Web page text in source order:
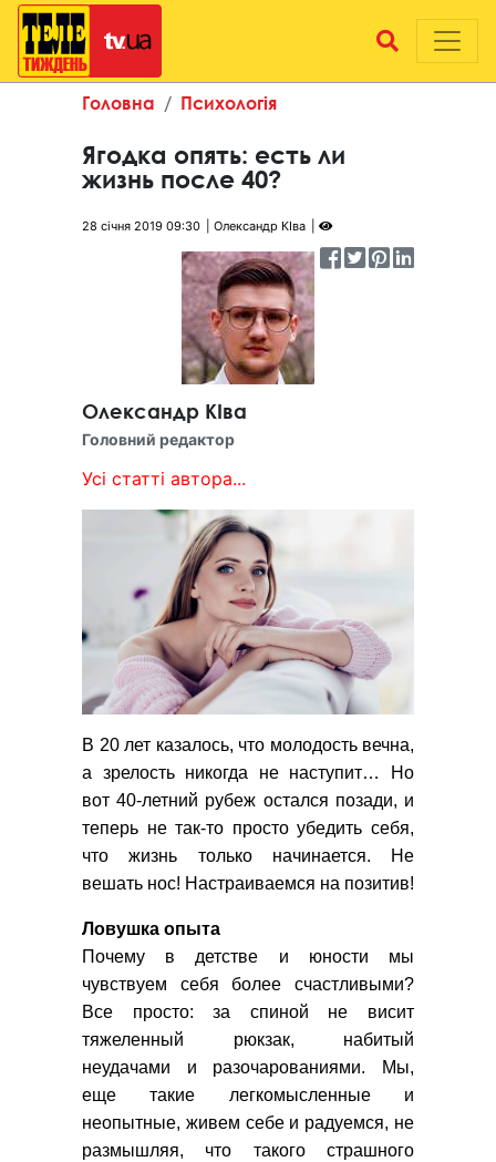
Головна Психологія
Ягодка опять: есть ли
жизнь после 40?
28 січня 2019 09:30 Олександр КІва
Олександр КІва
Головний редактор
Усі статті автора...
В 20 лет казалось, что молодость вечна,
а зрелость никогда не наступит… Но
вот 40-летний рубеж остался позади, и
теперь не так-то просто убедить себя,
что жизнь только начинается. Не
вешать нос! Настраиваемся на позитив!
Ловушка опыта
Почему в детстве и юности мы
чувствуем себя более счастливыми?
Все просто: за спиной не висит
тяжеленный рюкзак, набитый
неудачами и разочарованиями. Мы,
еще такие легкомысленные и
неопытные, живем себе и радуемся, не
размышляя, что такого страшного